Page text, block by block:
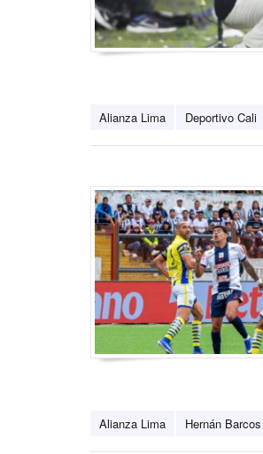
Alianza Lima Deportivo Cali
Alianza Lima Hernán Barcos